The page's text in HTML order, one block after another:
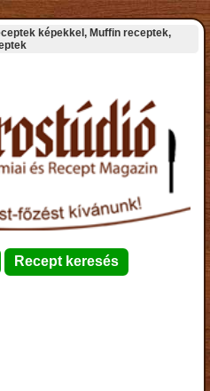
képekkel, Muffin receptek,